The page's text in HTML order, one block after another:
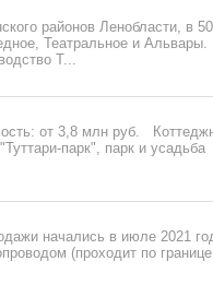
районов Ленобласти, в 50
Театральное и Альвары.
Т...
от 3,8 млн руб.
парк", парк и усадьба
начались в июле 2021
(проходит по границе